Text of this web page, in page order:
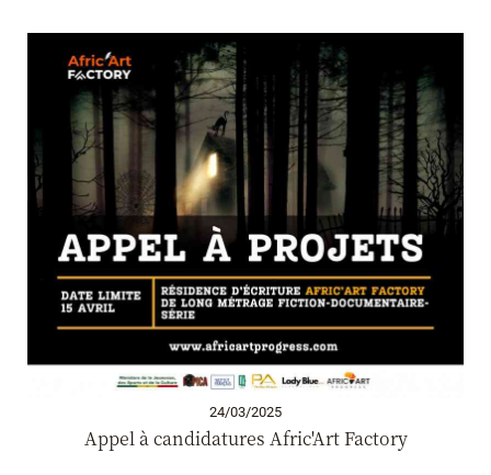
24/03/2025
Appel à candidatures Afric'Art Factory